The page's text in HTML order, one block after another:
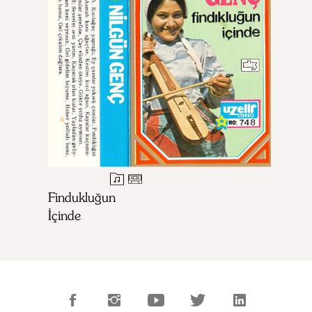
Findukluğun
İçinde